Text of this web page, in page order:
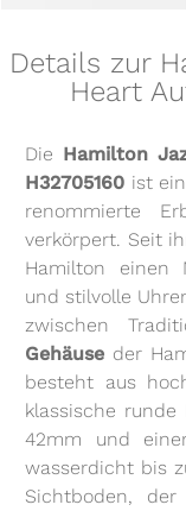
Details zur
Heart
Die Hamilton
H32705160 ist
renommierte
verkörpert. Seit
Hamilton einen
und stilvolle
zwischen
Gehäuse der
besteht aus
klassische
42mm und
wasserdicht bis
Sichtboden,